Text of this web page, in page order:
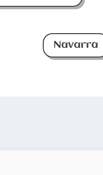
Navarra